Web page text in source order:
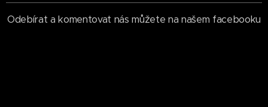
Odebírat a komentovat nás můžete na našem facebooku